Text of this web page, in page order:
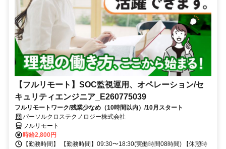
【フルリモート】SOC監視運用、オペレーション/セ
キュリティエンジニア_E260775039
フルリモートワーク/残業少なめ（10時間以内）/10月スタート
パーソルクロステクノロジー株式会社
フルリモート
時給2,800円
【勤務時間】 【勤務時間】09:30〜18:30(実働時間08時間) 【休憩時